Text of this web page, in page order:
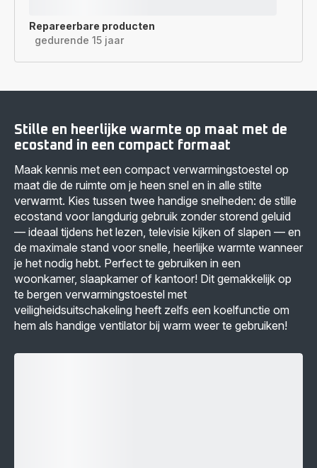
Repareerbare producten
gedurende 15 jaar
Stille en heerlijke warmte op maat met de
ecostand in een compact formaat
Maak kennis met een compact verwarmingstoestel op
maat die de ruimte om je heen snel en in alle stilte
verwarmt. Kies tussen twee handige snelheden: de stille
ecostand voor langdurig gebruik zonder storend geluid
— ideaal tijdens het lezen, televisie kijken of slapen — en
de maximale stand voor snelle, heerlijke warmte wanneer
je het nodig hebt. Perfect te gebruiken in een
woonkamer, slaapkamer of kantoor! Dit gemakkelijk op
te bergen verwarmingstoestel met
veiligheidsuitschakeling heeft zelfs een koelfunctie om
hem als handige ventilator bij warm weer te gebruiken!